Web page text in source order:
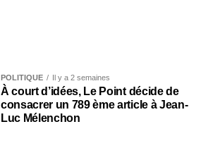
POLITIQUE Il y a 2 semaines
À court d’idées, Le Point décide de
consacrer un 789 ème article à Jean-
Luc Mélenchon